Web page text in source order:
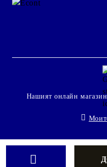
Нашият онлайн магазин